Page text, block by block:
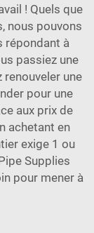
! Quels que
nous pouvons
répondant à
passiez une
renouveler une
pour une
aux prix de
achetant en
exige 1 ou
Supplies
pour mener à